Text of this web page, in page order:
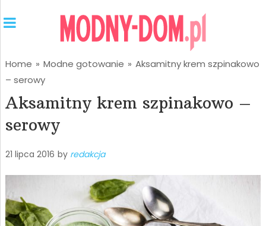
Home » Modne gotowanie » Aksamitny krem szpinakowo
– serowy
Aksamitny krem szpinakowo –
serowy
21 lipca 2016 by redakcja